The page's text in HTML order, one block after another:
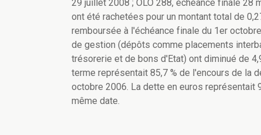
29 juillet 2008 ; OLO 288, échéance finale 28
ont été rachetées pour un montant total de
remboursée à l'échéance finale du 1er
de gestion (dépôts comme placements
trésorerie et de bons d'Etat) ont diminué de
terme représentait 85,7 % de l'encours de la
octobre 2006. La dette en euros représentait
même date.